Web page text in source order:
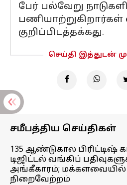
பேர் பல்வேறு
பணியாற்றுகிறார்கள்
குறிப்பிடத்தக்கது.
செய்தி இத்துடன்
சமீபத்திய செய்திகள்
135 ஆண்டுகால பிரிட்டிஷ்
டிஜிட்டல் வங்கிப்
அங்கீகாரம்; மக்களவையில்
நிறைவேற்றம்